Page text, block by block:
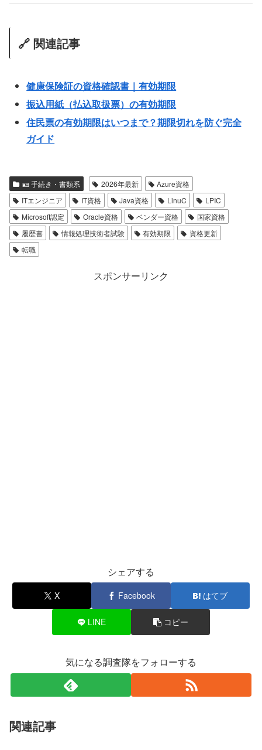
🔗 関連記事
健康保険証の資格確認書｜有効期限
振込用紙（払込取扱票）の有効期限
住民票の有効期限はいつまで？期限切れを防ぐ完全
ガイド
🪪 手続き・書類系 2026年最新
Azure資格
ITエンジニア
IT資格 Java資格 LinuC
LPIC
Microsoft認定
Oracle資格 ベンダー資格
国家資格
履歴書
情報処理技術者試験 有効期限
資格更新
転職
スポンサーリンク
シェアする
X Facebook はてブ
LINE コピー
気になる調査隊をフォローする
関連記事